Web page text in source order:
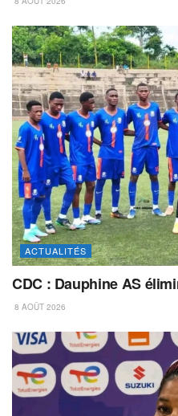
ACTUALITÉS
CDC : Dauphine AS
8 AOÛT 2026